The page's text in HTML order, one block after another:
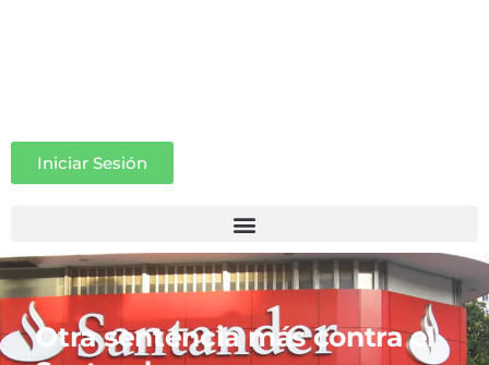
Iniciar Sesión
Otra sentencia más contra el